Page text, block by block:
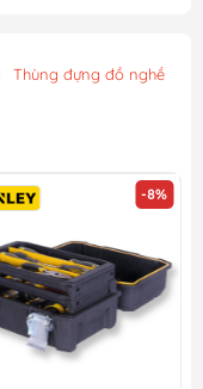
TOTAL THT2K0588
Thùng đựng đồ nghề
-8%